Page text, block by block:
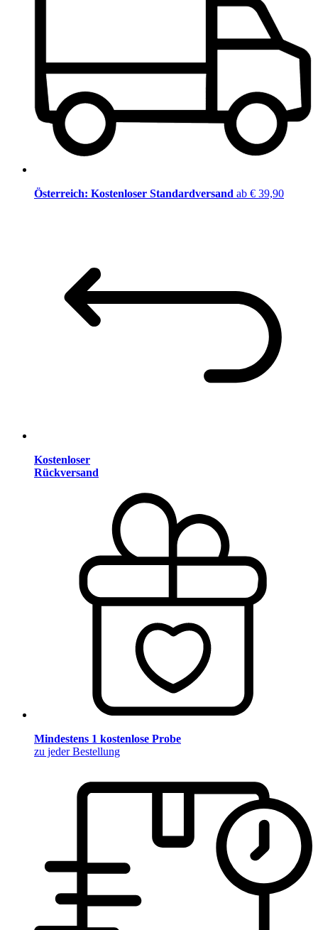
Österreich: Kostenloser Standardversand ab € 39,90
Kostenloser
Rückversand
Mindestens 1 kostenlose Probe
zu jeder Bestellung